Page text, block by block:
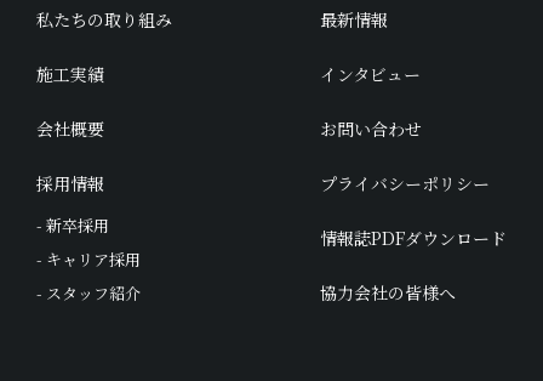
私たちの取り組み
施工実績
会社概要
採用情報
- 新卒採用
- キャリア採用
- スタッフ紹介
最新情報
インタビュー
お問い合わせ
プライバシーポリシー
情報誌PDFダウンロード
協力会社の皆様へ